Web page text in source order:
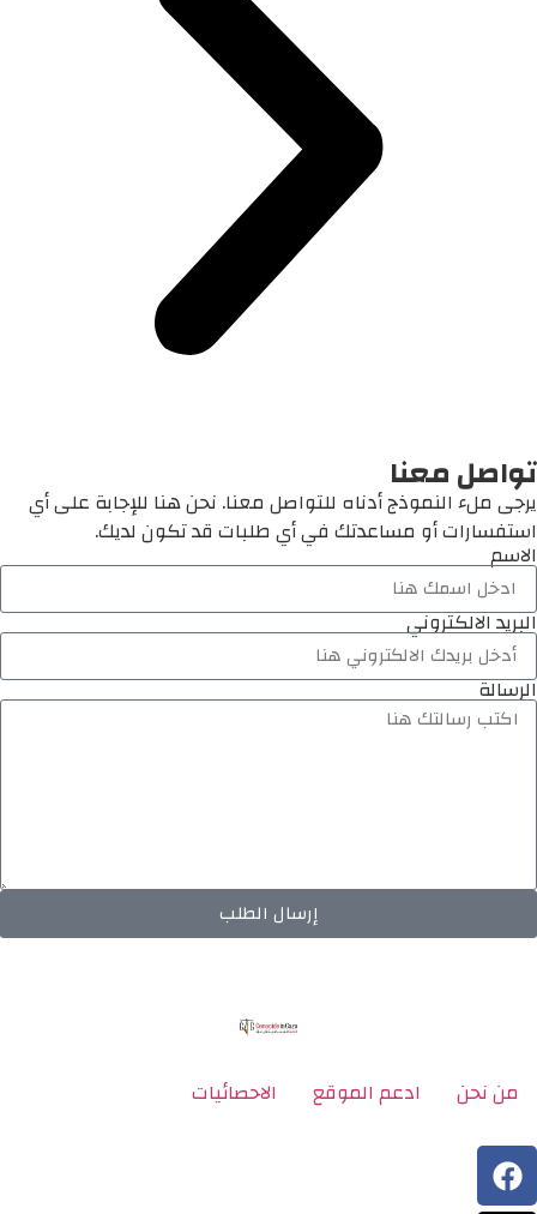
تواصل معنا
يرجى ملء النموذج أدناه للتواصل معنا. نحن هنا للإجابة على أي
استفسارات أو مساعدتك في أي طلبات قد تكون لديك.
الاسم
البريد الالكتروني
الرسالة
إرسال الطلب
من نحن ادعم الموقع الاحصائيات